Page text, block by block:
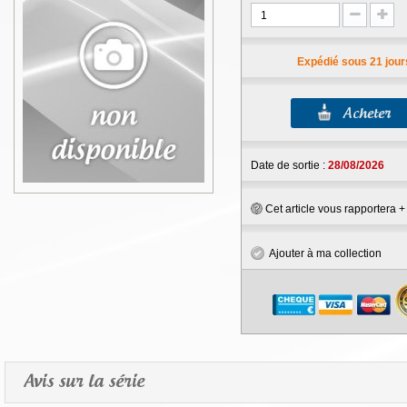
Expédié sous 21
Date de sortie : 28/08/2026
Cet article vous rapportera +
Ajouter à ma collection
Avis sur la série